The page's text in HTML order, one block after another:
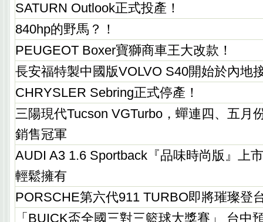
SATURN Outlook正式投產！
840hp的野馬？！
PEUGEOT Boxer寶獅商車王大改款！
長安福特製中國版VOLVO S40開始於內地
CHRYSLER Sebring正式停產！
三陽現代Tucson VGTurbo，蟬連四、五月
銷售冠軍
AUDI A3 1.6 Sportback『品味時尚版』上
輕鬆擁有
PORSCHE第六代911 TURBO即將璀璨登
「BUICK盃全國三對三籃球大獎賽」 台中